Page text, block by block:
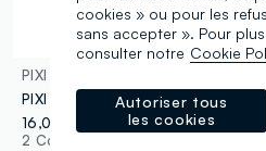
PIXI
PIXI LARGE LASH MASCARA BEST BROWN
16,00 €
2 Couleurs
cookies » ou pour les
sans accepter ». Pour
consulter notre Cookie
Autoriser tous
les cookies